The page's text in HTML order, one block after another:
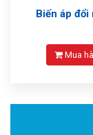
Biến áp đổi
Mua